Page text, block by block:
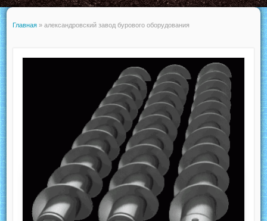
Главная » александровский завод бурового оборудования